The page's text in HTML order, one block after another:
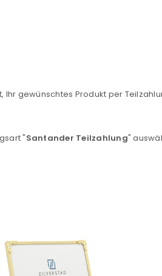
durch WP Captcha
gewünschtes Produkt per
"Santander Teilzahlung"